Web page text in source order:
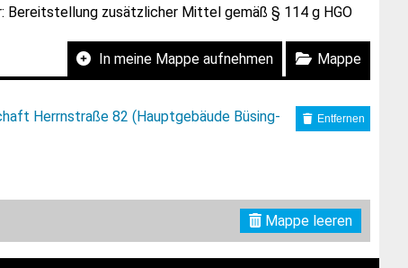
Bereitstellung zusätzlicher Mittel gemäß § 114 g HGO
In meine Mappe aufnehmen
Mappe
Herrnstraße 82 (Hauptgebäude Büsing-
Entfernen
Mappe leeren